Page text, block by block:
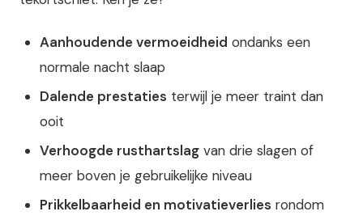
Aanhoudende vermoeidheid ondanks een
normale nacht slaap
Dalende prestaties terwijl je meer traint dan
ooit
Verhoogde rusthartslag van drie slagen of
meer boven je gebruikelijke niveau
Prikkelbaarheid en motivatieverlies rondom